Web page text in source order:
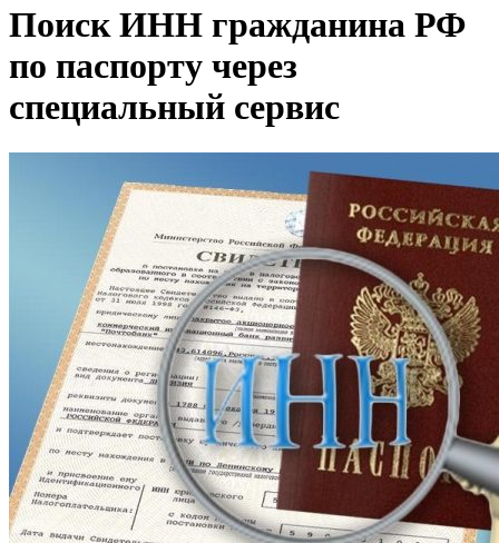
Поиск ИНН гражданина РФ
по паспорту через
специальный сервис